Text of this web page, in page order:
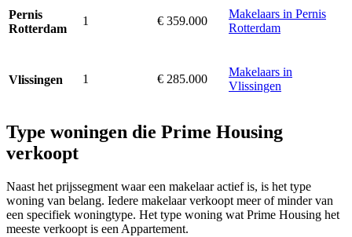
Pernis
Rotterdam
1 € 359.000
Makelaars in Pernis
Rotterdam
Vlissingen 1 € 285.000
Makelaars in
Vlissingen
Type woningen die Prime Housing
verkoopt
Naast het prijssegment waar een makelaar actief is, is het type
woning van belang. Iedere makelaar verkoopt meer of minder van
een specifiek woningtype. Het type woning wat Prime Housing het
meeste verkoopt is een Appartement.